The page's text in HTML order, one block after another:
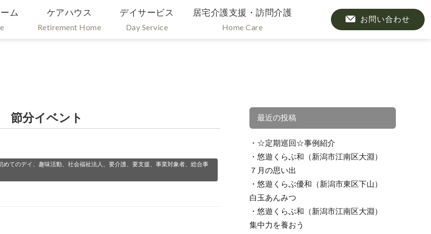
ム ケアハウス
Retirement Home
デイサービス
Day Service
居宅介護支援・訪問介護
Home Care
お問い合わせ
節分イベント
てのデイ、趣味活動、社会福祉法人、要介護、要支援、事業対象者、総合事
最近の投稿
☆定期巡回☆事例紹介
悠遊くらぶ和（新潟市江南区大淵）
７月の思い出
悠遊くらぶ優和（新潟市東区下山）
白玉あんみつ
悠遊くらぶ和（新潟市江南区大淵）
集中力を養おう